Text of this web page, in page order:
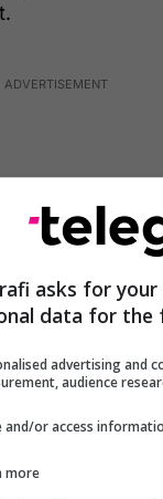
MC Beka i
jetë e
asks for
data for the
advertising and
audience
and/or access
more